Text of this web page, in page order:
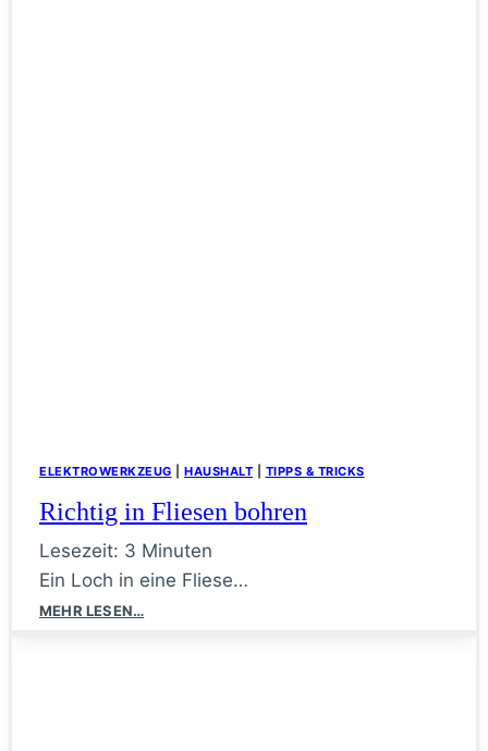
ELEKTROWERKZEUG HAUSHALT TIPPS & TRICKS
Richtig in Fliesen bohren
Lesezeit: 3 Minuten
Ein Loch in eine Fliese…
MEHR LESEN…